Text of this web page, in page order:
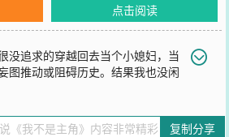
点击阅读
没追求的穿越回去当个小媳妇，当
图推动或阻碍历史。结果我也没闲
复制分享